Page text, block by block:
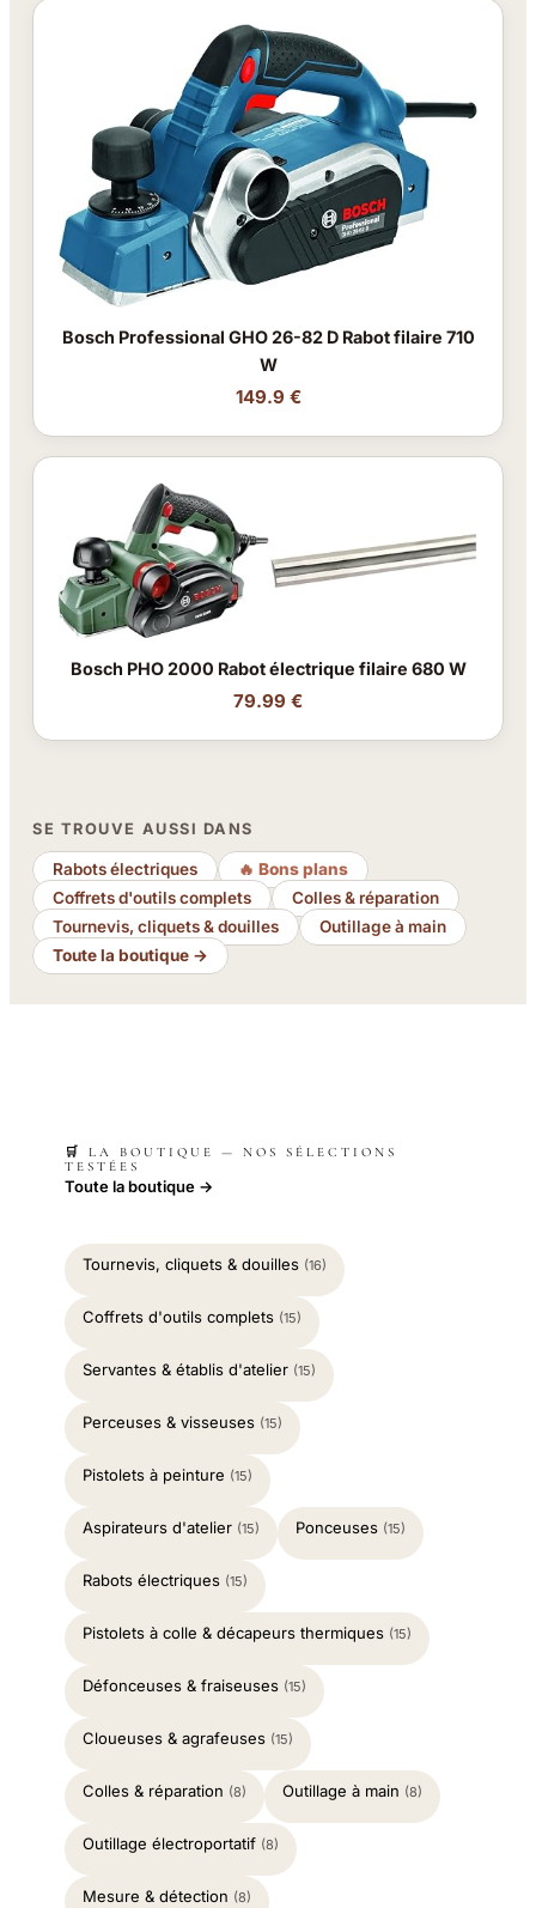
Bosch Professional GHO 26-82 D Rabot filaire 710
W
149.9 €
Bosch PHO 2000 Rabot électrique filaire 680 W
79.99 €
SE TROUVE AUSSI DANS
Rabots électriques
🔥 Bons plans
Coffrets d'outils complets
Colles & réparation
Tournevis, cliquets & douilles
Outillage à main
Toute la boutique →
🛒 LA BOUTIQUE — NOS SÉLECTIONS
TESTÉES
Toute la boutique →
Tournevis, cliquets & douilles (16)
Coffrets d'outils complets (15)
Servantes & établis d'atelier (15)
Perceuses & visseuses (15)
Pistolets à peinture (15)
Aspirateurs d'atelier (15) Ponceuses (15)
Rabots électriques (15)
Pistolets à colle & décapeurs thermiques (15)
Défonceuses & fraiseuses (15)
Cloueuses & agrafeuses (15)
Colles & réparation (8) Outillage à main (8)
Outillage électroportatif (8)
Mesure & détection (8)